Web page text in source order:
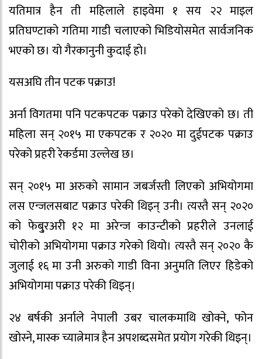
यतिमात्र हैन ती महिलाले हाइवेमा १ सय २२ माइल
प्रतिघण्टाको गतिमा गाडी चलाएको भिडियोसमेत सार्वजनिक
भएको छ। यो गैरकानुनी कुदाई हो।
यसअघि तीन पटक पक्राउ!
अर्ना विगतमा पनि पटकपटक पक्राउ परेको देखिएको छ। ती
महिला सन् २०१५ मा एकपटक र २०२० मा दुईपटक पक्राउ
परेको प्रहरी रेकर्डमा उल्लेख छ।
सन् २०१५ मा अरुको सामान जबर्जस्ती लिएको अभियोगमा
लस एन्जलसबाट पक्राउ परेकी थिइन् उनी। त्यस्तै सन् २०२०
को फेबु्रअरी १२ मा अरेन्ज काउन्टीको प्रहरीले उनलाई
चोरीको अभियोगमा पक्राउ गरेको थियो। त्यस्तै सन् २०२० कै
जुलाई १६ मा उनी अरुको गाडी विना अनुमति लिएर हिडेको
अभियोगमा पक्राउ परेकी थिइन्।
२४ बर्षकी अर्नाले नेपाली उबर चालकमाथि खोक्ने, फोन
खोस्ने, मास्क च्यात्नेमात्र हैन अपशब्दसमेत प्रयोग गरेकी थिइन्।